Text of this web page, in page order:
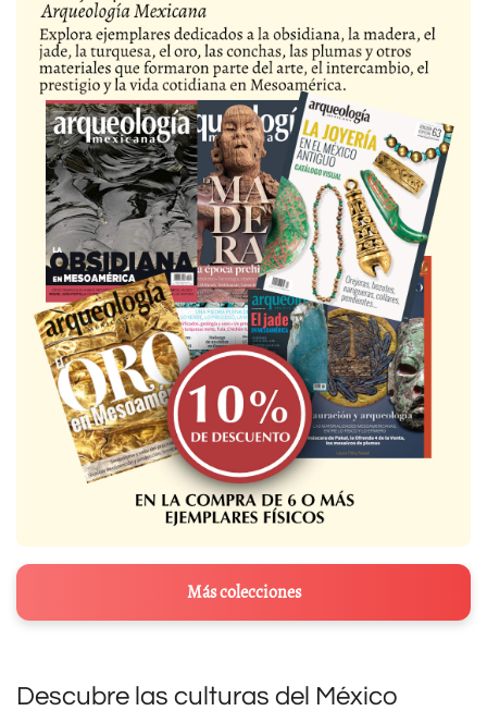
Más colecciones
Descubre las culturas del México